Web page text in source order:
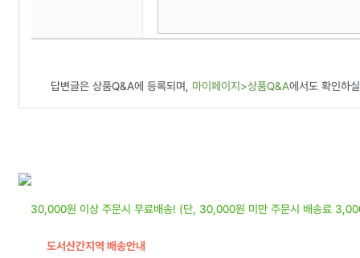
답변글은 상품Q&A에 등록되며, 마이페이지>상품Q&A에서도 확인하
30,000원 이상 주문시 무료배송! (단, 30,000원 미만 주문시 배송료
도서산간지역 배송안내